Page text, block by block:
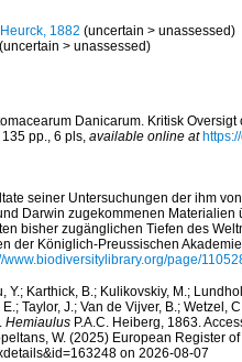
1882 (uncertain > unassessed)
(uncertain > unassessed)
Danicarum. Kritisk Oversigt
pp., 6 pls, available online at
seiner Untersuchungen der ihm
Darwin zugekommenen Materialien
bisher zugänglichen Tiefen des
der Königlich-Preussischen
www.biodiversitylibrary.org/page/
Y.; Karthick, B.; Kulikovskiy, M.;
Taylor, J.; Van de Vijver, B.; Wetzel,
HemiaulusP.A.C. Heiberg, 1863.
W. (2025) European Register
on 2026-08-07